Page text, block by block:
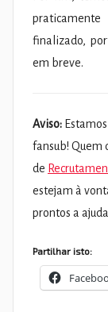
finalizado,
em breve.
Aviso:
fansub! Quem
de
estejam à
prontos a
Partilhar isto: